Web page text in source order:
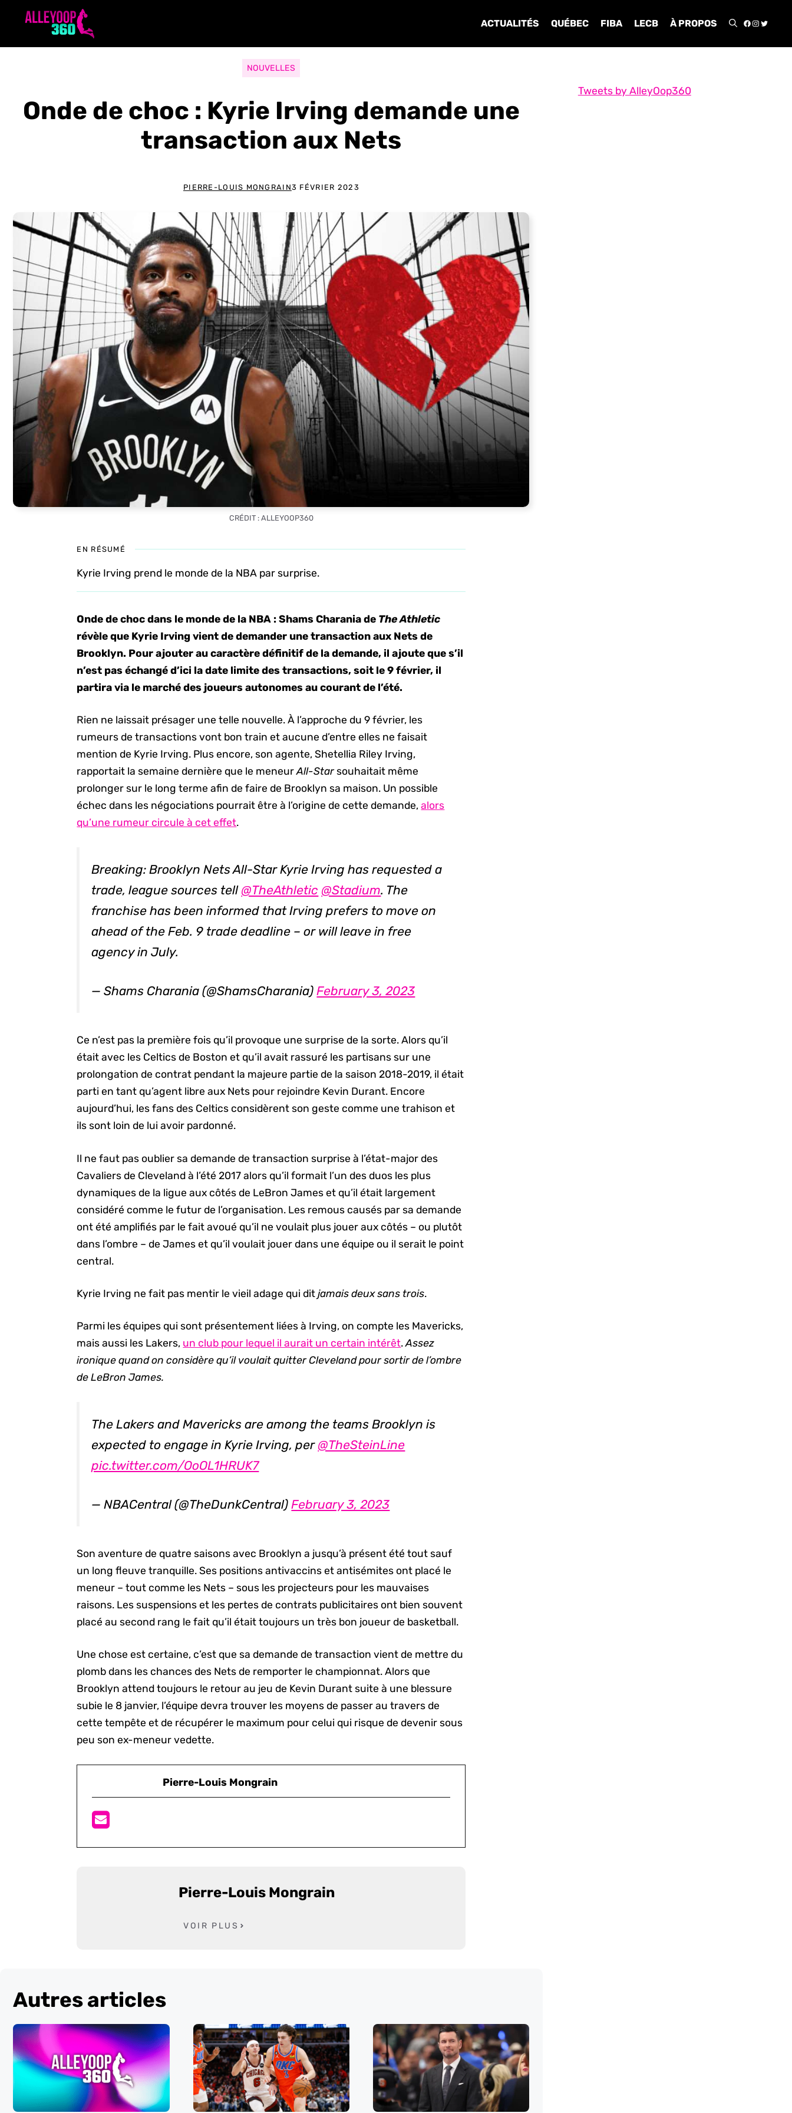
ACTUALITÉS QUÉBEC FIBA LECB À PROPOS
NOUVELLES
Onde de choc : Kyrie Irving demande une
transaction aux Nets
PIERRE-LOUIS MONGRAIN3 FÉVRIER 2023
CRÉDIT : ALLEYOOP360
EN RÉSUMÉ
Kyrie Irving prend le monde de la NBA par surprise.
Onde de choc dans le monde de la NBA : Shams Charania de The Athletic
révèle que Kyrie Irving vient de demander une transaction aux Nets de
Brooklyn. Pour ajouter au caractère définitif de la demande, il ajoute que s’il
n’est pas échangé d’ici la date limite des transactions, soit le 9 février, il
partira via le marché des joueurs autonomes au courant de l’été.
Rien ne laissait présager une telle nouvelle. À l’approche du 9 février, les
rumeurs de transactions vont bon train et aucune d’entre elles ne faisait
mention de Kyrie Irving. Plus encore, son agente, Shetellia Riley Irving,
rapportait la semaine dernière que le meneurAll-Starsouhaitait même
prolonger sur le long terme afin de faire de Brooklyn sa maison. Un possible
échec dans les négociations pourrait être à l’origine de cette demande,alors
qu’une rumeur circule à cet effet.
Breaking: Brooklyn Nets All-Star Kyrie Irving has requested a
trade, league sources tell @TheAthletic @Stadium. The
franchise has been informed that Irving prefers to move on
ahead of the Feb. 9 trade deadline – or will leave in free
agency in July.
— Shams Charania (@ShamsCharania)February 3, 2023
Ce n’est pas la première fois qu’il provoque une surprise de la sorte. Alors qu’il
était avec les Celtics de Boston et qu’il avait rassuré les partisans sur une
prolongation de contrat pendant la majeure partie de la saison 2018-2019, il était
parti en tant qu’agent libre aux Nets pour rejoindre Kevin Durant. Encore
aujourd’hui, les fans des Celtics considèrent son geste comme une trahison et
ils sont loin de lui avoir pardonné.
Il ne faut pas oublier sa demande de transaction surprise à l’état-major des
Cavaliers de Cleveland à l’été 2017 alors qu’il formait l’un des duos les plus
dynamiques de la ligue aux côtés de LeBron James et qu’il était largement
considéré comme le futur de l’organisation. Les remous causés par sa demande
ont été amplifiés par le fait avoué qu’il ne voulait plus jouer aux côtés – ou plutôt
dans l’ombre – de James et qu’il voulait jouer dans une équipe ou il serait le point
central.
Kyrie Irving ne fait pas mentir le vieil adage qui ditjamais deux sans trois.
Parmi les équipes qui sont présentement liées à Irving, on compte les Mavericks,
mais aussi les Lakers, un club pour lequel il aurait un certain intérêt.Assez
ironique quand on considère qu’il voulait quitter Cleveland pour sortir de l’ombre
de LeBron James.
The Lakers and Mavericks are among the teams Brooklyn is
expected to engage in Kyrie Irving, per @TheSteinLine
pic.twitter.com/OoOL1HRUK7
— NBACentral (@TheDunkCentral)February 3, 2023
Son aventure de quatre saisons avec Brooklyn a jusqu’à présent été tout sauf
un long fleuve tranquille. Ses positions antivaccins et antisémites ont placé le
meneur – tout comme les Nets – sous les projecteurs pour les mauvaises
raisons. Les suspensions et les pertes de contrats publicitaires ont bien souvent
placé au second rang le fait qu’il était toujours un très bon joueur de basketball.
Une chose est certaine, c’est que sa demande de transaction vient de mettre du
plomb dans les chances des Nets de remporter le championnat. Alors que
Brooklyn attend toujours le retour au jeu de Kevin Durant suite à une blessure
subie le 8 janvier, l’équipe devra trouver les moyens de passer au travers de
cette tempête et de récupérer le maximum pour celui qui risque de devenir sous
peu son ex-meneur vedette.
Pierre-Louis Mongrain
Pierre-Louis Mongrain
VOIR PLUS
Autres articles
Tweets by AlleyOop360